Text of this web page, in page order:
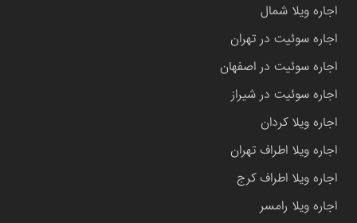
اجاره ویلا شمال
اجاره سوئیت در تهران
اجاره سوئیت در اصفهان
اجاره سوئیت در شیراز
اجاره ویلا کردان
اجاره ویلا اطراف تهران
اجاره ویلا اطراف کرج
اجاره ویلا رامسر